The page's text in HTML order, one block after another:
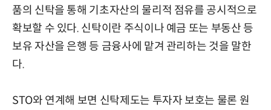
품의 신탁을 통해 기초자산의 물리적 점유를 공시적으로
확보할 수 있다. 신탁이란 주식이나 예금 또는 부동산 등
보유 자산을 은행 등 금융사에 맡겨 관리하는 것을 말한
다.
STO와 연계해 보면 신탁제도는 투자자 보호는 물론 원